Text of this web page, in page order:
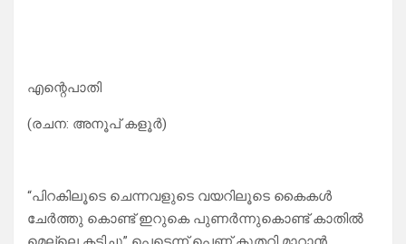
എന്റെപാതി
(രചന: അനൂപ് കളൂർ)
“പിറകിലൂടെ ചെന്നവളുടെ വയറിലൂടെ കൈകൾ
ചേർത്തു കൊണ്ട് ഇറുകെ പുണർന്നുകൊണ്ട് കാതിൽ